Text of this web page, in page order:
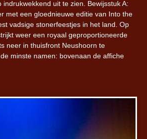
uit te zien. Bewijsstuk A:
met een gloednieuwe editie van Into the
vadsige stonerfeestjes in het land. Op
weer een royaal geproportioneerde
neer in thuisfront Neushoorn te
minste namen: bovenaan de affiche